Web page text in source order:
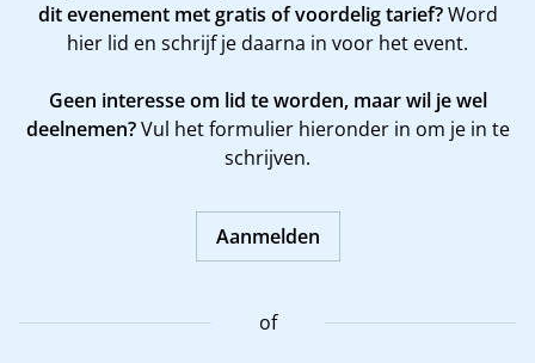
dit evenement met gratis of voordelig tarief?Word
hier lid en schrijf je daarna in voor het event.
Geen interesse om lid te worden, maar wil je wel
deelnemen?Vul het formulier hieronder in om je in te
schrijven.
Aanmelden
of